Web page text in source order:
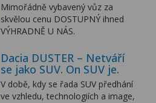
Mimořádně vybavený vůz za
skvělou cenu DOSTUPNÝ ihned
VÝHRADNĚ U NÁS.
Dacia DUSTER – Netváří
se jako SUV. On SUV je.
V době, kdy se řada SUV předhání
ve vzhledu, technologiích a image,